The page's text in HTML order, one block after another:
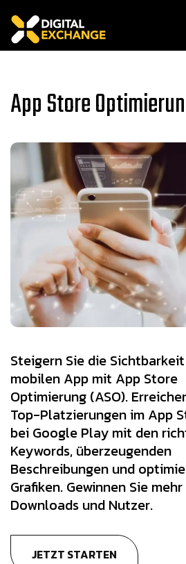
App Store
Steigern Sie die
mobilen App mit App Store
Optimierung (ASO).
Top-Platzierungen im App
bei Google Play mit den
Keywords, überzeugenden
Beschreibungen und
Grafiken. Gewinnen Sie mehr
Downloads und Nutzer.
JETZT STARTEN